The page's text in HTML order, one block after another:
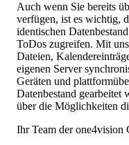
Auch wenn Sie bereits
verfügen, ist es wichtig,
identischen
ToDos zugreifen. Mit
Dateien,
eigenen Server
Geräten und
Datenbestand gearbeitet
über die Möglichkeiten
Ihr Team der one4vision